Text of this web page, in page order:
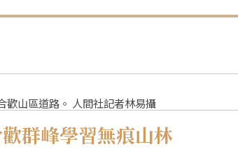
歡山區道路。 人間社記者林易攝
群峰學習無痕山林